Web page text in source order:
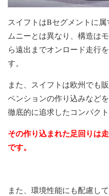
スイフトはBセグメントに
ムニーとは異なり、構造は
ら遠出までオンロード走行
す。
また、スイフトは欧州でも
ペンションの作り込みなど
徹底的に追求したコンパクト
その作り込まれた足回りは
です。
また、環境性能にも配慮し